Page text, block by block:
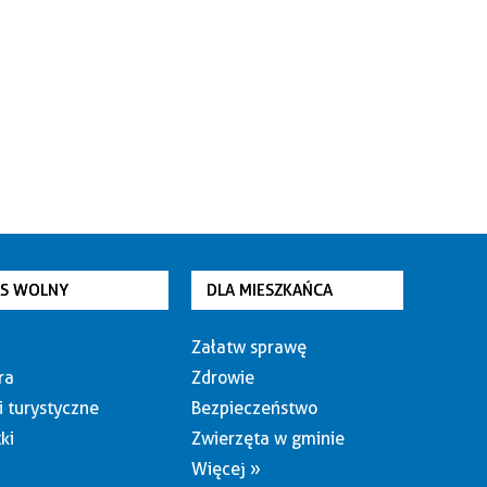
WOLNY
turystyczne
DLA MIESZKAŃCA
Załatw sprawę
Zdrowie
Bezpieczeństwo
Zwierzęta w gminie
Więcej »